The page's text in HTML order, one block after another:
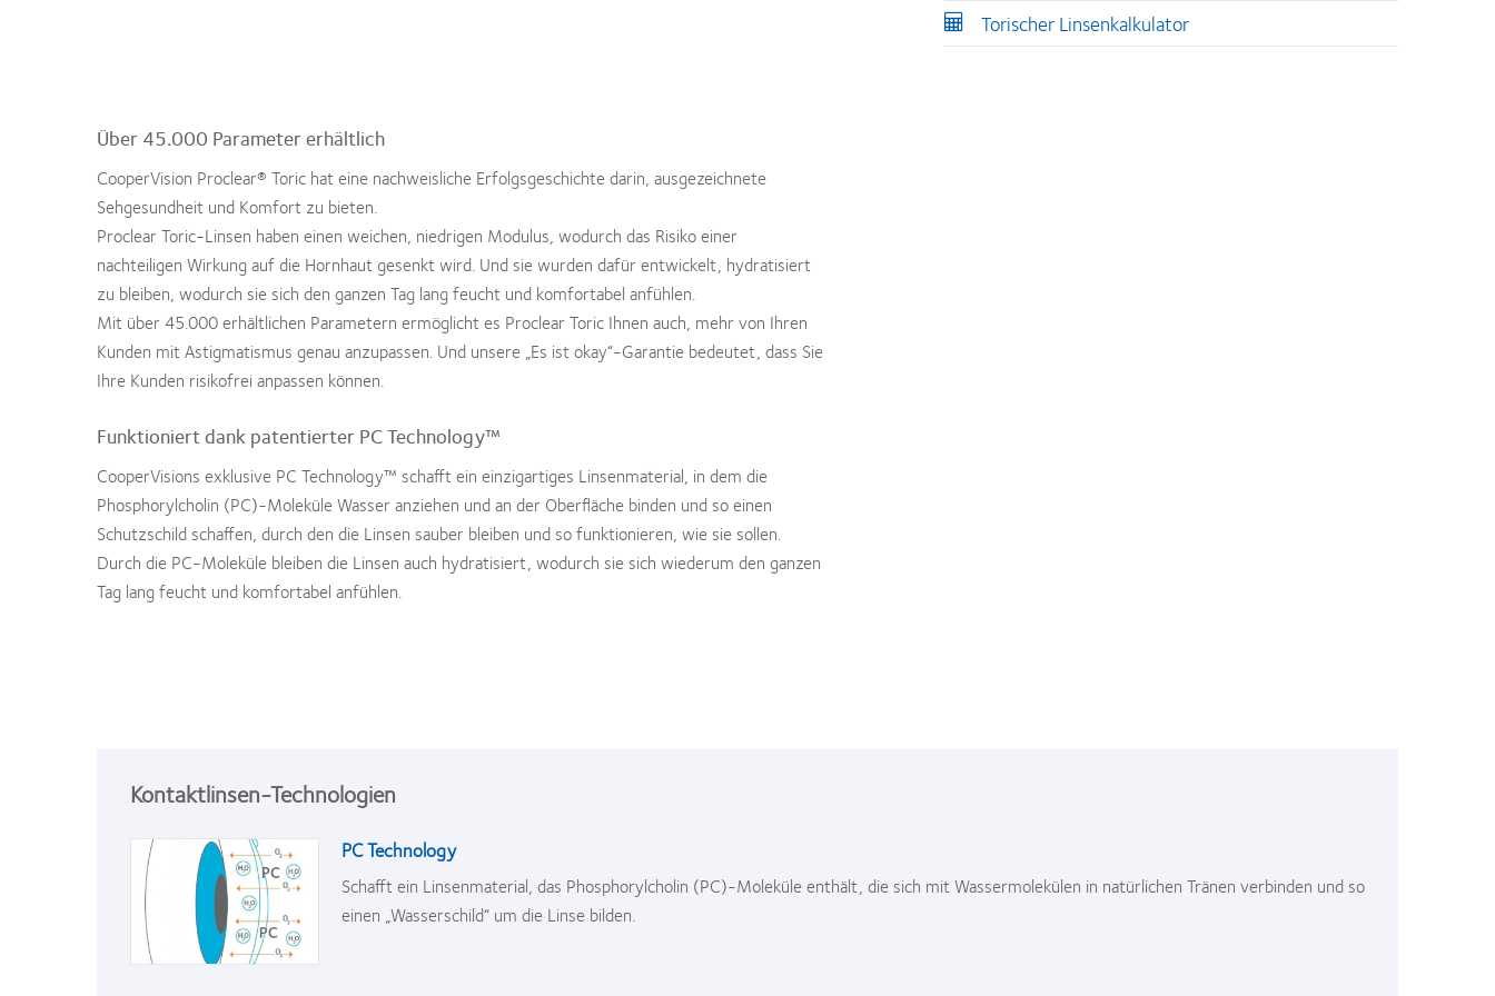
Torischer Linsenkalkulator
Über 45.000 Parameter erhältlich
CooperVision Proclear® Toric hat eine nachweisliche Erfolgsgeschichte darin, ausgezeichnete
Sehgesundheit und Komfort zu bieten.
Proclear Toric-Linsen haben einen weichen, niedrigen Modulus, wodurch das Risiko einer
nachteiligen Wirkung auf die Hornhaut gesenkt wird. Und sie wurden dafür entwickelt, hydratisiert
zu bleiben, wodurch sie sich den ganzen Tag lang feucht und komfortabel anfühlen.
Mit über 45.000 erhältlichen Parametern ermöglicht es Proclear Toric Ihnen auch, mehr von Ihren
Kunden mit Astigmatismus genau anzupassen. Und unsere „Es ist okay“-Garantie bedeutet, dass Sie
Ihre Kunden risikofrei anpassen können.
Funktioniert dank patentierter PC Technology™
CooperVisions exklusive PC Technology™ schafft ein einzigartiges Linsenmaterial, in dem die
Phosphorylcholin (PC)-Moleküle Wasser anziehen und an der Oberfläche binden und so einen
Schutzschild schaffen, durch den die Linsen sauber bleiben und so funktionieren, wie sie sollen.
Durch die PC-Moleküle bleiben die Linsen auch hydratisiert, wodurch sie sich wiederum den ganzen
Tag lang feucht und komfortabel anfühlen.
Kontaktlinsen-Technologien
PC Technology
Schafft ein Linsenmaterial, das Phosphorylcholin (PC)-Moleküle enthält, die sich mit Wassermolekülen in natürlichen Tränen verbinden und so
einen „Wasserschild“ um die Linse bilden.